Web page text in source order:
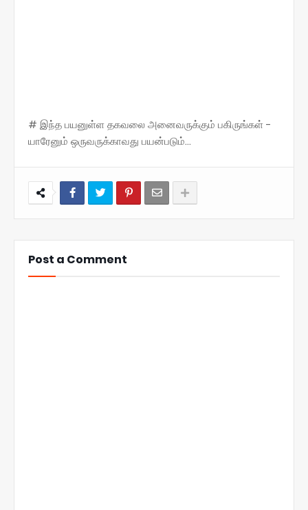
# இந்த பயனுள்ள தகவலை அனைவருக்கும் பகிருங்கள் -
யாரேனும் ஒருவருக்காவது பயன்படும்...
Post a Comment